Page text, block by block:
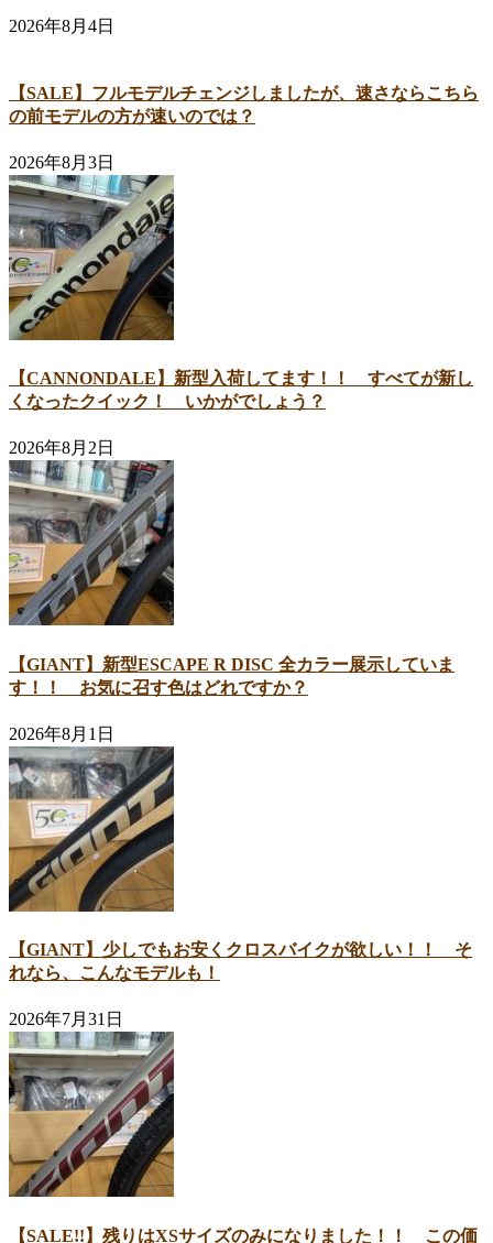
2026年8月4日
【SALE】フルモデルチェンジしましたが、速さならこちら
の前モデルの方が速いのでは？
2026年8月3日
【CANNONDALE】新型入荷してます！！ すべてが新し
くなったクイック！ いかがでしょう？
2026年8月2日
【GIANT】新型ESCAPE R DISC 全カラー展示していま
す！！ お気に召す色はどれですか？
2026年8月1日
【GIANT】少しでもお安くクロスバイクが欲しい！！ そ
れなら、こんなモデルも！
2026年7月31日
【SALE!!】残りはXSサイズのみになりました！！ この価